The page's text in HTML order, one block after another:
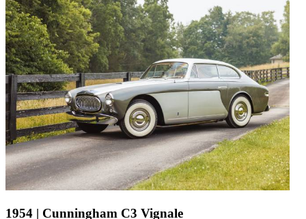
1954 | Cunningham C3 Vignale